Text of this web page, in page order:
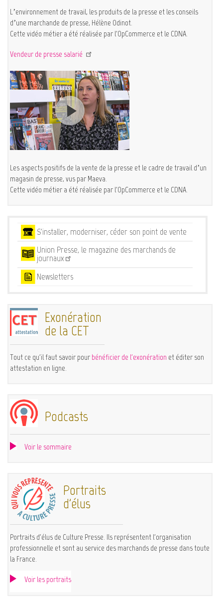
L’environnement de travail, les produits de la presse et les conseils
d’une marchande de presse, Hélène Odinot.
Cette vidéo métier a été réalisée par l'OpCommerce et le CDNA.
Vendeur de presse salarié
Les aspects positifs de la vente de la presse et le cadre de travail d’un
magasin de presse, vus par Maeva.
Cette vidéo métier a été réalisée par l'OpCommerce et le CDNA.
Services
S'installer, moderniser, céder son point de vente
Union Presse, le magazine des marchands de
journaux
Newsletters
Exonération
de la CET
Tout ce qu'il faut savoir pour bénéficier de l'exonération et éditer son
attestation en ligne.
Podcasts
Voir le sommaire
Portraits
d'élus
Portraits d'élus de Culture Presse. Ils représentent l'organisation
professionnelle et sont au service des marchands de presse dans toute
la France.
Voir les portraits